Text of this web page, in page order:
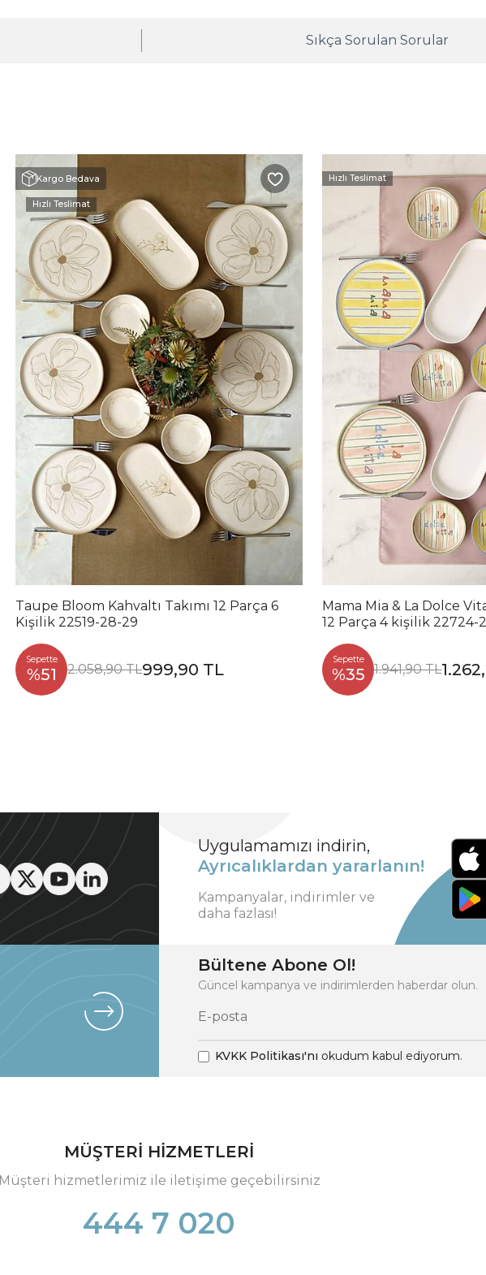
Sıkça Sorulan Sorular
Kargo Bedava
Hızlı Teslimat
Taupe Bloom Kahvaltı Takımı 12 Parça 6
Kişilik 22519-28-29
Sepette
%51 2.058,90 TL999,90 TL
Hızlı Teslimat
Mama Mia & La Dolce
12 Parça 4 kişilik 22724-
Sepette
%35 1.941,90 TL
Uygulamamızı indirin,
Ayrıcalıklardan yararlanın!
Kampanyalar, indirimler ve
daha fazlası!
Bültene Abone Ol!
Güncel kampanya ve indirimlerden haberdar olun.
KVKK Politikası'nı okudum kabul ediyorum.
MÜŞTERİ HİZMETLERİ
Müşteri hizmetlerimiz ile iletişime geçebilirsiniz
444 7 020